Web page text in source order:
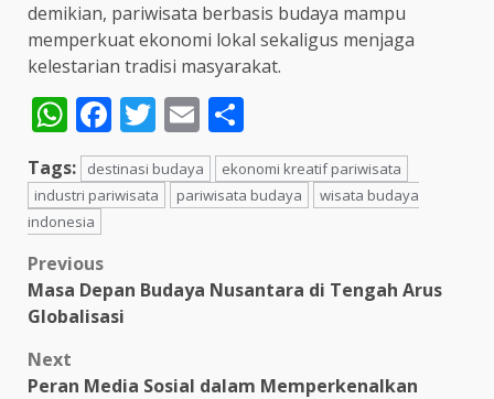
demikian, pariwisata berbasis budaya mampu
memperkuat ekonomi lokal sekaligus menjaga
kelestarian tradisi masyarakat.
WhatsApp
Facebook
Twitter
Email
Tags: destinasi budaya
ekonomi kreatif pariwisata
industri pariwisata
pariwisata budaya
wisata budaya
indonesia
Post
navigation
Previous
Masa Depan Budaya Nusantara di Tengah Arus
Globalisasi
Next
Peran Media Sosial dalam Memperkenalkan